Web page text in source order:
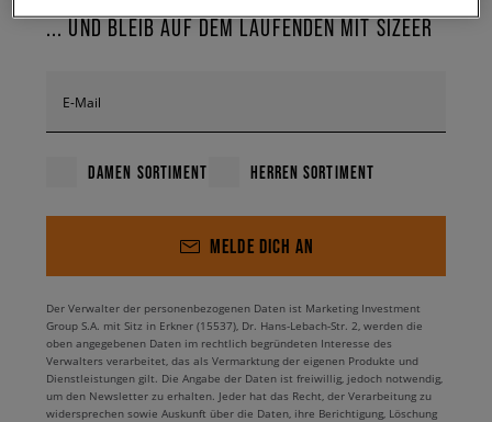
... UND BLEIB AUF DEM LAUFENDEN MIT SIZEER
E-Mail
DAMEN SORTIMENT HERREN SORTIMENT
MELDE DICH AN
Der Verwalter der personenbezogenen Daten ist Marketing Investment
Group S.A. mit Sitz in Erkner (15537), Dr. Hans-Lebach-Str. 2, werden die
oben angegebenen Daten im rechtlich begründeten Interesse des
Verwalters verarbeitet, das als Vermarktung der eigenen Produkte und
Dienstleistungen gilt. Die Angabe der Daten ist freiwillig, jedoch notwendig,
um den Newsletter zu erhalten. Jeder hat das Recht, der Verarbeitung zu
widersprechen sowie Auskunft über die Daten, ihre Berichtigung, Löschung